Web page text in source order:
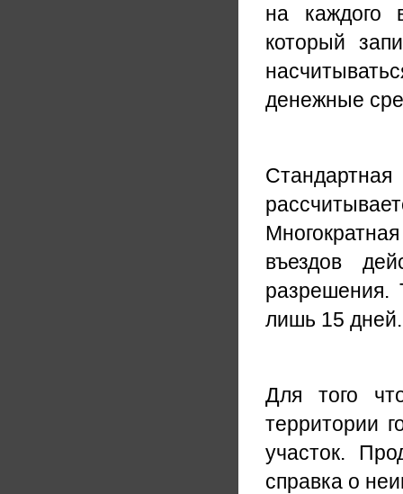
на каждого
который
денежные
въездов
разрешения.
лишь 15 дней.
Для того
территории
участок.
справка о